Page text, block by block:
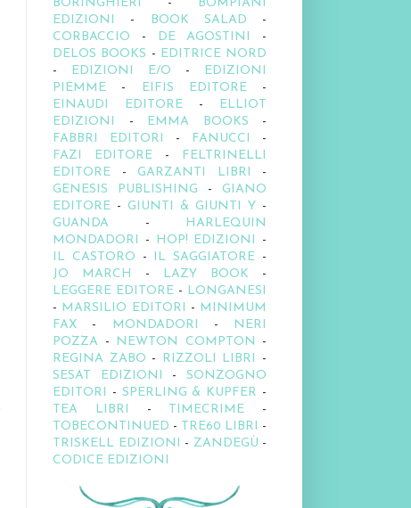
BORINGHIERI - BOMPIANI
EDIZIONI
- BOOK SALAD -
CORBACCIO - DE AGOSTINI
-
DELOS BOOKS - EDITRICE NORD
- EDIZIONI E/O - EDIZIONI
PIEMME - EIFIS EDITORE-
EINAUDI EDITORE - ELLIOT
EDIZIONI
- EMMA BOOKS -
FABBRI EDITORI
- FANUCCI
-
FAZI EDITORE - FELTRINELLI
EDITORE - GARZANTI LIBRI -
GENESIS PUBLISHING - GIANO
EDITORE - GIUNTI & GIUNTI Y -
GUANDA - HARLEQUIN
MONDADORI
- HOP! EDIZIONI
-
IL CASTORO - IL SAGGIATORE -
JO MARCH - LAZY BOOK -
LEGGERE EDITORE - LONGANESI
- MARSILIO EDITORI - MINIMUM
FAX - MONDADORI - NERI
POZZA - NEWTON COMPTON -
REGINA ZABO - RIZZOLI LIBRI
-
SESAT EDIZIONI
-SONZOGNO
EDITORI - SPERLING & KUPFER -
TEA LIBRI
- TIMECRIME -
TOBECONTINUED - TRE60 LIBRI -
TRISKELL EDIZIONI - ZANDEGÙ -
CODICE EDIZIONI